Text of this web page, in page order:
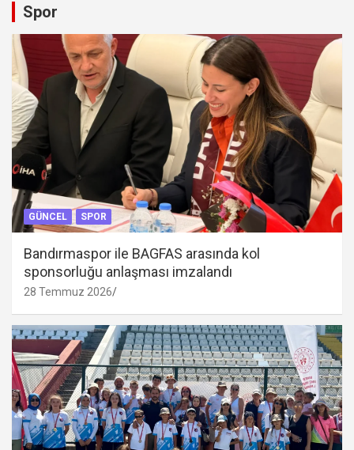
Spor
GÜNCEL SPOR
Bandırmaspor ile BAGFAS arasında kol
sponsorluğu anlaşması imzalandı
28 Temmuz 2026